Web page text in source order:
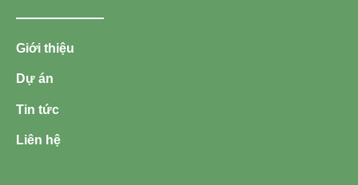
Giới thiệu
Dự án
Tin tức
Liên hệ